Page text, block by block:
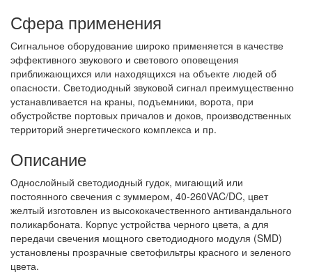
Сфера применения
Сигнальное оборудование широко применяется в качестве
эффективного звукового и светового оповещения
приближающихся или находящихся на объекте людей об
опасности. Светодиодный звуковой сигнал преимущественно
устанавливается на краны, подъемники, ворота, при
обустройстве портовых причалов и доков, производственных
территорий энергетического комплекса и пр.
Описание
Однослойный светодиодный гудок, мигающий или
постоянного свечения с зуммером, 40-260VAC/DC, цвет
желтый изготовлен из высококачественного антивандального
поликарбоната. Корпус устройства черного цвета, а для
передачи свечения мощного светодиодного модуля (SMD)
установлены прозрачные светофильтры красного и зеленого
цвета.